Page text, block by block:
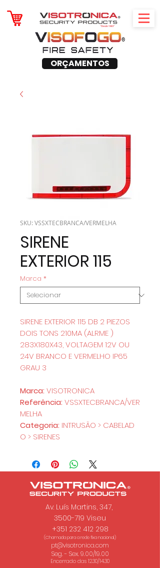
ORÇAMENTOS
SKU: VSSXTECBRANCA/VERMELHA
SIRENE
EXTERIOR 115
Marca *
SIRENE EXTERIOR 115 DB 2 PIEZOS
DOIS TONS 210MA (ALRME )
283X180X43, VOLTAGEM 12V OU
24V BRANCO E VERMELHO IP65
GRAU 3
Marca: VISOTRONICA
Referência: VSSXTECBRANCA/VER
MELHA
Categoria: INTRUSÃO > CABELAD
O > SIRENES
Av. Luís Martins, 347,
3500-719 Viseu
+351 232 412 298
(Chamada para a rede fixa nacional.)
pt@visotronica.com
Seg. - Sex. 9.00/19.00
Encerrado das 12.30/14.30